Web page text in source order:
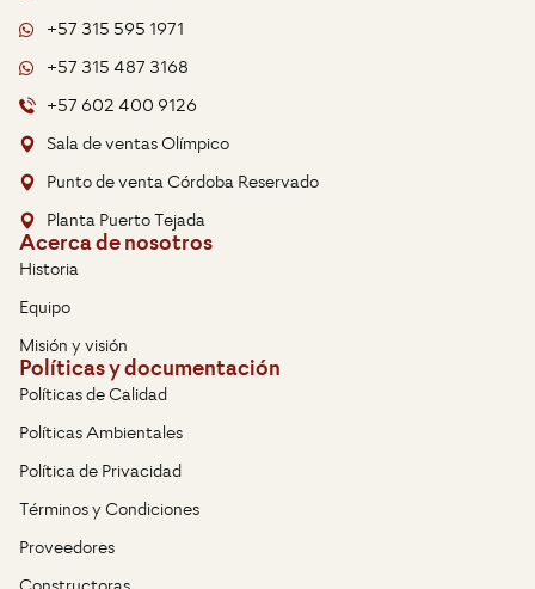
+57 315 595 1971
+57 315 487 3168
+57 602 400 9126
Sala de ventas Olímpico
Punto de venta Córdoba Reservado
Planta Puerto Tejada
Acerca de nosotros
Historia
Equipo
Misión y visión
Políticas y documentación
Políticas de Calidad
Políticas Ambientales
Política de Privacidad
Términos y Condiciones
Proveedores